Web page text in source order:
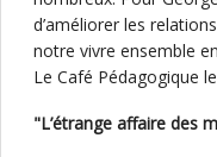
d’améliorer les
notre vivre ensemble
Le Café Pédagogique
"L’étrange affaire des